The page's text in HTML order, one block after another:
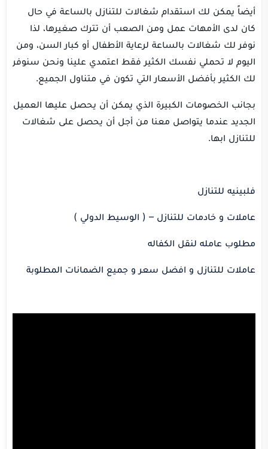
أيضاً يمكن لك استقدام شغالات للتنازل بالساعة في حال
كان لدى الأمهات عمل ومن الصعب أن تترك صغيرها، لذا
نوفر لك شغالات بالساعة لرعاية الأطفال أو كبار السن، ومن
اليوم لا تحملي نفسك الكثير فقط اعتمدي علينا ونحن سنوفر
لك الكثير بأفضل الأسعار التي تكون في متناول الجميع.
بجانب الخصومات الكبيرة الذي يمكن أن يحصل عليها العميل
الجديد عندما يتواصل معنا من أجل أن يحصل على شغالات
للتنازل ابها.
فلبينيه للتنازل
عاملات و خادمات للتنازل – ( الوسيط الدولي )
مطلوب عامله لنقل الكفاله
عاملات للتنازل و افضل سعر و جميع الضمانات المطلوبة